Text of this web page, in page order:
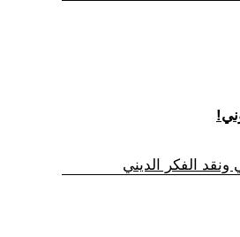
ونقد الفكر الديني